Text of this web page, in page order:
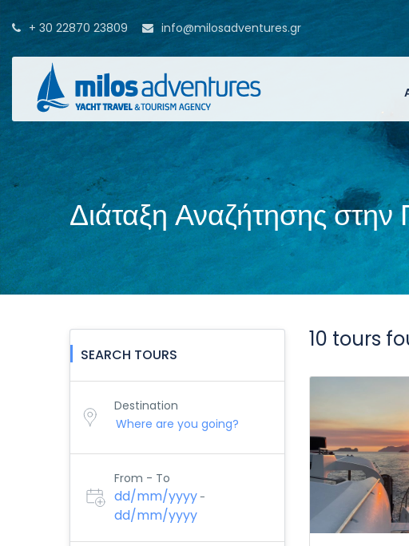
+ 30 22870 23809 info@milosadventures.gr
Διάταξη Αναζήτησης στην
SEARCH TOURS
Destination
From - To
dd/mm/yyyy-
dd/mm/yyyy
10 tours